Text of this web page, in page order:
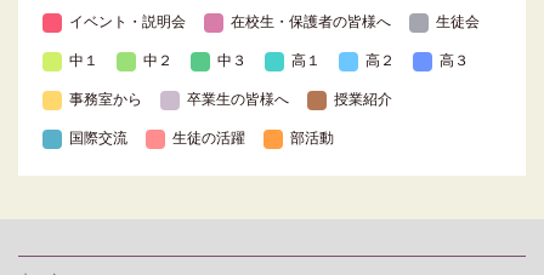
イベント・説明会 在校生・保護者の皆様へ 生徒会
中１ 中２ 中３ 高１ 高２ 高３
事務室から 卒業生の皆様へ 授業紹介
国際交流 生徒の活躍 部活動